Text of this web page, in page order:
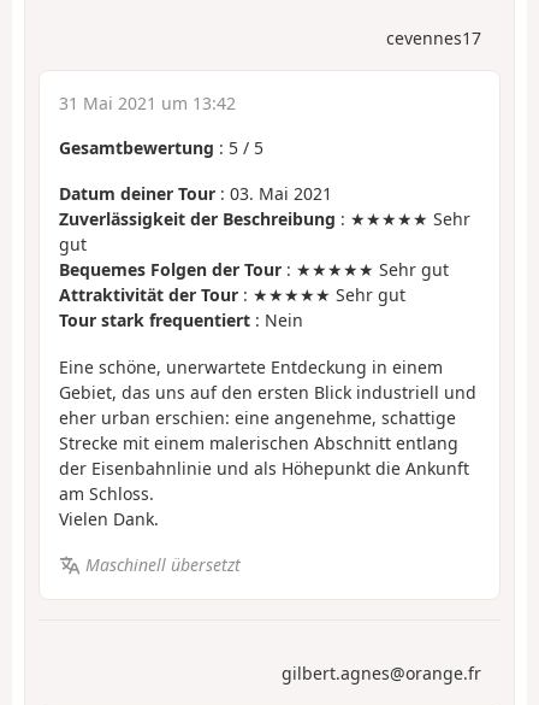
cevennes17
31 Mai 2021 um 13:42
Gesamtbewertung : 5 / 5
Datum deiner Tour : 03. Mai 2021
Zuverlässigkeit der Beschreibung : ★★★★★ Sehr
gut
Bequemes Folgen der Tour : ★★★★★ Sehr gut
Attraktivität der Tour : ★★★★★ Sehr gut
Tour stark frequentiert : Nein
Eine schöne, unerwartete Entdeckung in einem
Gebiet, das uns auf den ersten Blick industriell und
eher urban erschien: eine angenehme, schattige
Strecke mit einem malerischen Abschnitt entlang
der Eisenbahnlinie und als Höhepunkt die Ankunft
am Schloss.
Vielen Dank.
Maschinell übersetzt
gilbert.agnes@orange.fr